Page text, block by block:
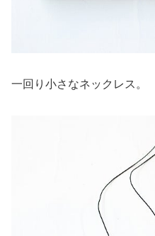
一回り小さなネックレス。